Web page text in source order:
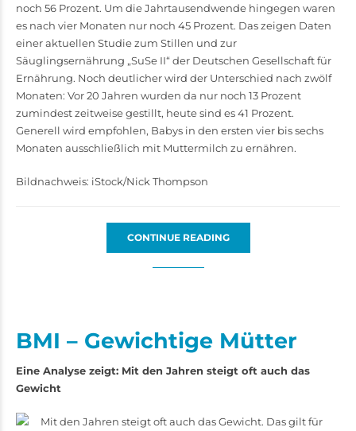
noch 56 Prozent. Um die Jahrtausendwende hingegen waren
es nach vier Monaten nur noch 45 Prozent. Das zeigen Daten
einer aktuellen Studie zum Stillen und zur
Säuglingsernährung „SuSe II“ der Deutschen Gesellschaft für
Ernährung. Noch deutlicher wird der Unterschied nach zwölf
Monaten: Vor 20 Jahren wurden da nur noch 13 Prozent
zumindest zeitweise gestillt, heute sind es 41 Prozent.
Generell wird empfohlen, Babys in den ersten vier bis sechs
Monaten ausschließlich mit Muttermilch zu ernähren.
Bildnachweis: iStock/Nick Thompson
CONTINUE READING
BMI – Gewichtige Mütter
Eine Analyse zeigt: Mit den Jahren steigt oft auch das
Gewicht
Mit den Jahren steigt oft auch das Gewicht. Das gilt für